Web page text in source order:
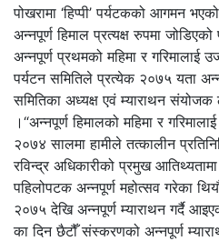
पोखरामा ‘हिप्पी’ पर्यटकको आगमन
अन्नपूर्ण हिमाल प्रत्यक्ष रुपमा
अन्नपूर्ण प्रथमको महिमा र गरिमालाई
पर्यटन समितिले प्रत्येक २०७५ यता
समितिका अध्यक्ष एवं म्याराथन
।“अन्नपूर्ण हिमालको महिमा र
२०७४ सालमा हामीले तत्कालीन
रविन्द्र अधिकारीको प्रमुख
पहिलोपटक अन्नपूर्ण महोत्सव गरेका
२०७५ देखि अन्नपूर्ण म्याराथन गर्दै
का दिन छैटौँ संस्करणको अन्नपूर्ण